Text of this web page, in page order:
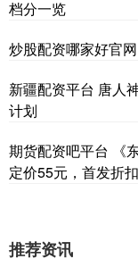
档分一览
炒股配资哪家好官
新疆配资平台 唐人
计划
期货配资吧平台 《
定价55元，首发折扣
推荐资讯